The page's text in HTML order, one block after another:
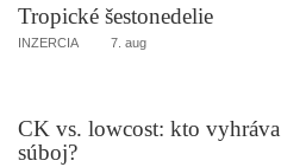
Tropické šestonedelie
INZERCIA 7. aug
CK vs. lowcost: kto
súboj?